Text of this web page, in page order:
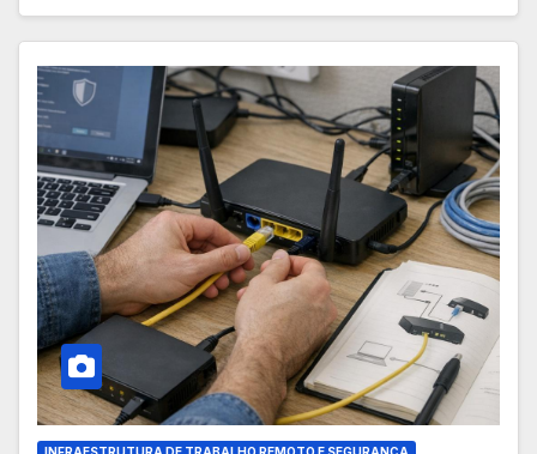
INFRAESTRUTURA DE TRABALHO REMOTO E SEGURANÇA